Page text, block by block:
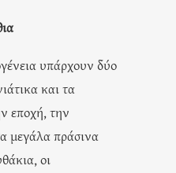
υπάρχουν δύο
και τα
εποχή, την
μεγάλα πράσινα
οι